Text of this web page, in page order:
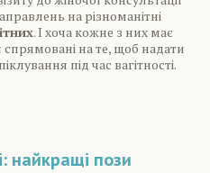
на різноманітні
. І хоча кожне з них має
спрямовані на те, щоб надати
під час вагітності.
найкращі пози